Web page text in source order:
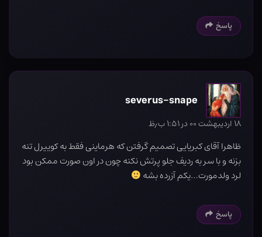
پاسخ
severus-snape
۱۸ اردیبهشت ۰۰ در ۱:۵۱ ب٫ظ
ظاهرا آقای کبریایی تصمیم گرفتن که هرماینی فقط به کوییرل تنه
بزنه و با سر به ردیف جلو پرتش نکنه چون در اون صورت ممکن بود
لرد ولدمورت…یکم آزرده بشه
پاسخ